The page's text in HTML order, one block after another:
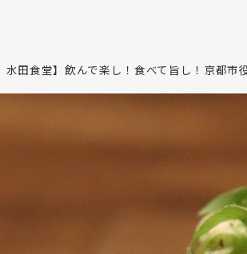
水田食堂】飲んで楽し！食べて旨し！京都